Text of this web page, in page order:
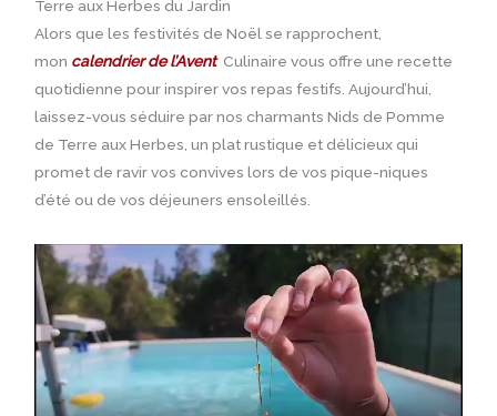
Terre aux Herbes du Jardin
Alors que les festivités de Noël se rapprochent,
mon calendrier de l’AventCulinaire vous offre une recette
quotidienne pour inspirer vos repas festifs. Aujourd’hui,
laissez-vous séduire par nos charmants Nids de Pomme
de Terre aux Herbes, un plat rustique et délicieux qui
promet de ravir vos convives lors de vos pique-niques
d’été ou de vos déjeuners ensoleillés.